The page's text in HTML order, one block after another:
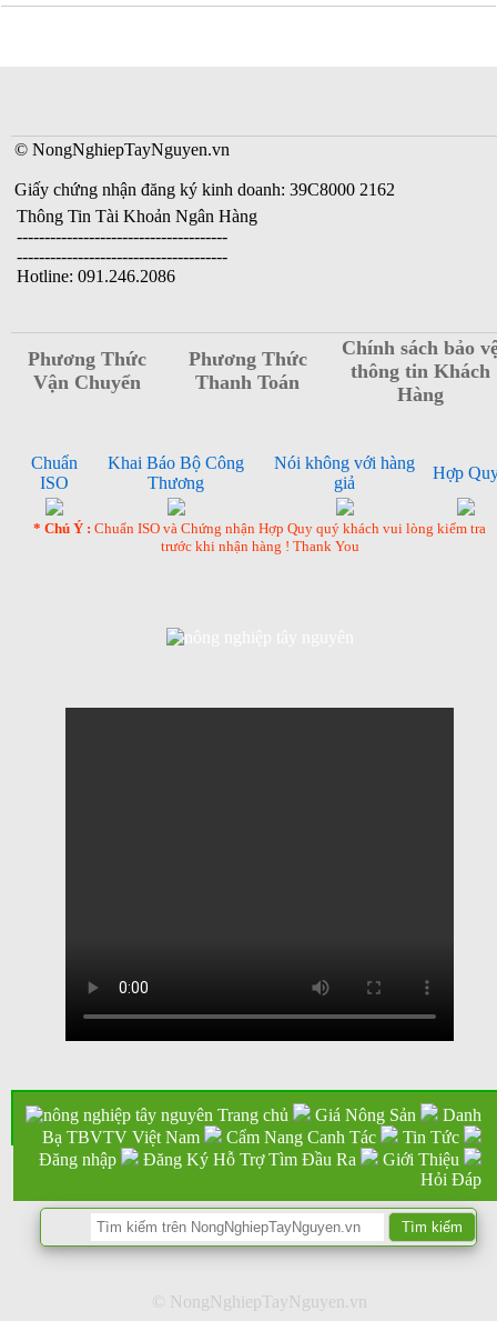
© NongNghiepTayNguyen.vn
Giấy chứng nhận đăng ký kinh doanh: 39C8000 2162
Thông Tin Tài Khoản Ngân Hàng
--------------------------------------
--------------------------------------
Hotline: 091.246.2086
Phương Thức
Vận Chuyển
Phương Thức
Thanh Toán
Chính sách bảo
thông tin Khách
Hàng
Chuẩn
ISO
Khai Báo Bộ Công
Thương
Nói không với hàng
giả
Hợp
* Chú Ý : Chuẩn ISO và Chứng nhận Hợp Quy quý khách vui lòng kiểm tra
trước khi nhận hàng ! Thank You
Trang chủ Giá Nông Sản
Danh
Bạ TBVTV Việt Nam
Cẩm Nang Canh Tác
Tin Tức
Đăng nhập
Đăng Ký Hỗ Trợ Tìm Đầu Ra
Giới Thiệu
Hỏi Đáp
© NongNghiepTayNguyen.vn